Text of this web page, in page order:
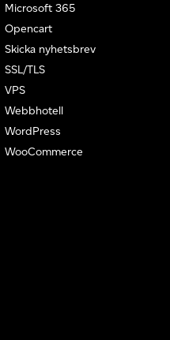
Microsoft 365
Opencart
Skicka nyhetsbrev
SSL/TLS
VPS
Webbhotell
WordPress
WooCommerce